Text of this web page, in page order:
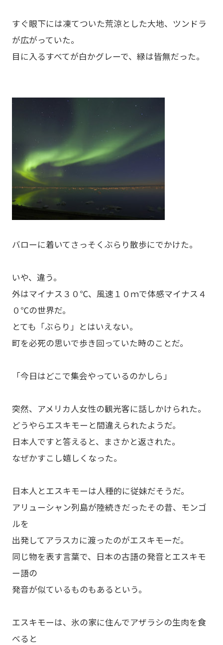
すぐ眼下には凍てついた荒涼とした大地、ツンドラ
が広がっていた。
目に入るすべてが白かグレーで、緑は皆無だった。
バローに着いてさっそくぶらり散歩にでかけた。
いや、違う。
外はマイナス３０℃、風速１０ｍで体感マイナス４
０℃の世界だ。
とても「ぶらり」とはいえない。
町を必死の思いで歩き回っていた時のことだ。
「今日はどこで集会やっているのかしら」
突然、アメリカ人女性の観光客に話しかけられた。
どうやらエスキモーと間違えられたようだ。
日本人ですと答えると、まさかと返された。
なぜかすこし嬉しくなった。
日本人とエスキモーは人種的に従妹だそうだ。
アリューシャン列島が陸続きだったその昔、モンゴ
ルを
出発してアラスカに渡ったのがエスキモーだ。
同じ物を表す言葉で、日本の古語の発音とエスキモ
ー語の
発音が似ているものもあるという。
エスキモーは、氷の家に住んでアザラシの生肉を食
べると